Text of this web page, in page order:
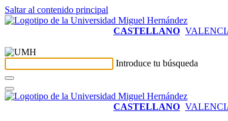
Saltar al contenido principal
CASTELLANO
Introduce tu búsqueda
CASTELLANO